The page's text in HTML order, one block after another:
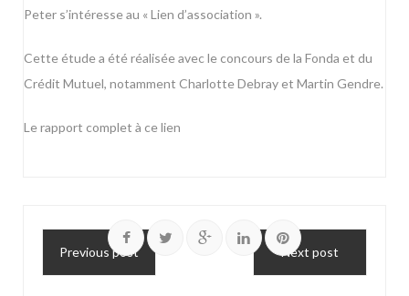
Peter s’intéresse au « Lien d’association ».
Cette étude a été réalisée avec le concours de la Fonda et du
Crédit Mutuel, notamment Charlotte Debray et Martin Gendre.
Le rapport complet à ce lien
Previous post Next post